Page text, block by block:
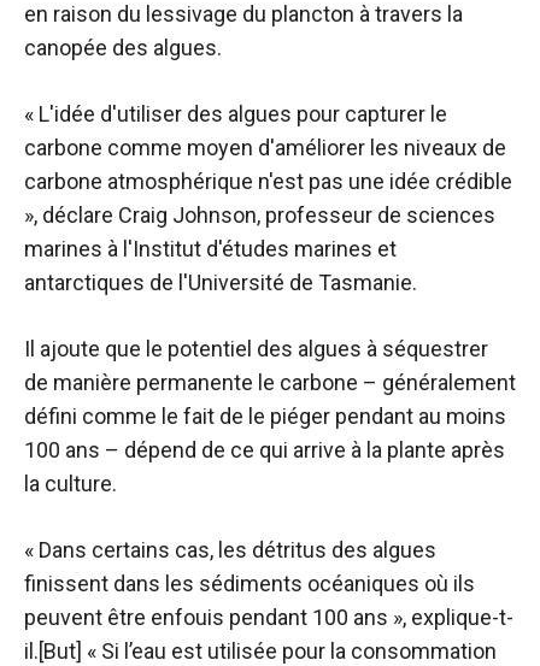
en raison du lessivage du plancton à travers la
canopée des algues.
« L'idée d'utiliser des algues pour capturer le
carbone comme moyen d'améliorer les niveaux de
carbone atmosphérique n'est pas une idée crédible
», déclare Craig Johnson, professeur de sciences
marines à l'Institut d'études marines et
antarctiques de l'Université de Tasmanie.
Il ajoute que le potentiel des algues à séquestrer
de manière permanente le carbone – généralement
défini comme le fait de le piéger pendant au moins
100 ans – dépend de ce qui arrive à la plante après
la culture.
« Dans certains cas, les détritus des algues
finissent dans les sédiments océaniques où ils
peuvent être enfouis pendant 100 ans », explique-t-
il.[But] « Si l’eau est utilisée pour la consommation